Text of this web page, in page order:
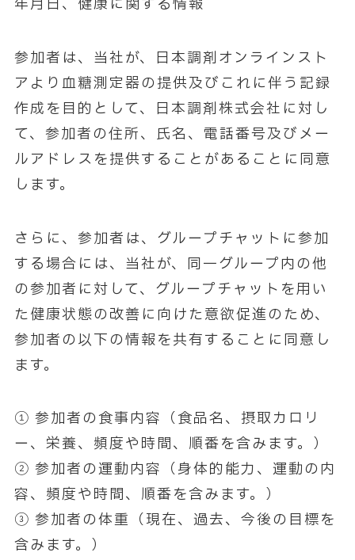
参加者は、当社が、日本調剤オンラインスト
アより血糖測定器の提供及びこれに伴う記録
作成を目的として、日本調剤株式会社に対し
て、参加者の住所、氏名、電話番号及びメー
ルアドレスを提供することがあることに同意
します。
さらに、参加者は、グループチャットに参加
する場合には、当社が、同一グループ内の他
の参加者に対して、グループチャットを用い
た健康状態の改善に向けた意欲促進のため、
参加者の以下の情報を共有することに同意し
ます。
① 参加者の食事内容（食品名、摂取カロリ
ー、栄養、頻度や時間、順番を含みます。）
② 参加者の運動内容（身体的能力、運動の内
容、頻度や時間、順番を含みます。）
③ 参加者の体重（現在、過去、今後の目標を
含みます。）